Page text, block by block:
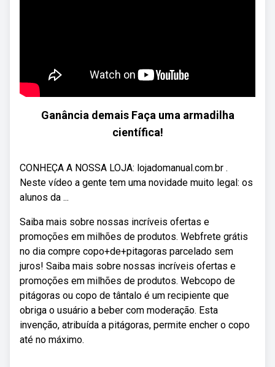
Ganância demais Faça uma armadilha
científica!
CONHEÇA A NOSSA LOJA: lojadomanual.com.br .
Neste vídeo a gente tem uma novidade muito legal: os
alunos da ...
Saiba mais sobre nossas incríveis ofertas e
promoções em milhões de produtos. Webfrete grátis
no dia compre copo+de+pitagoras parcelado sem
juros! Saiba mais sobre nossas incríveis ofertas e
promoções em milhões de produtos. Webcopo de
pitágoras ou copo de tântalo é um recipiente que
obriga o usuário a beber com moderação. Esta
invenção, atribuída a pitágoras, permite encher o copo
até no máximo.